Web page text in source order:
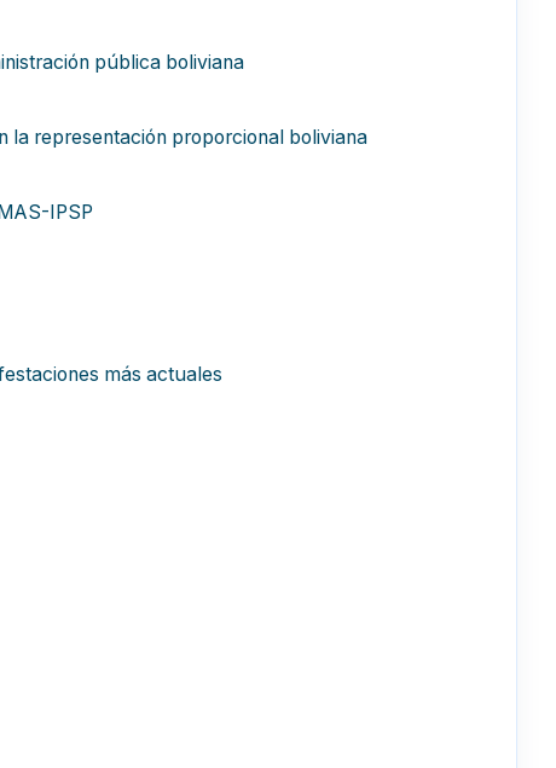
pública boliviana
la representación proporcional boliviana
IPSP
más actuales
y capitalismo